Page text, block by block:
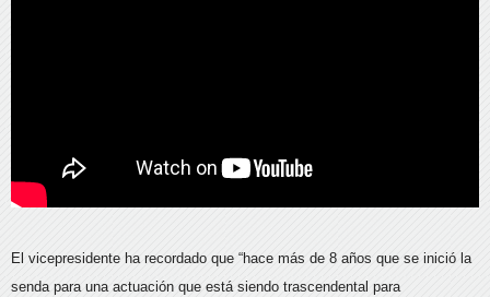
El vicepresidente ha recordado que “hace más de 8 años que se inició la
senda para una actuación que está siendo trascendental para